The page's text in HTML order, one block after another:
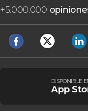
+5.000.000
DISPONIBLE
App